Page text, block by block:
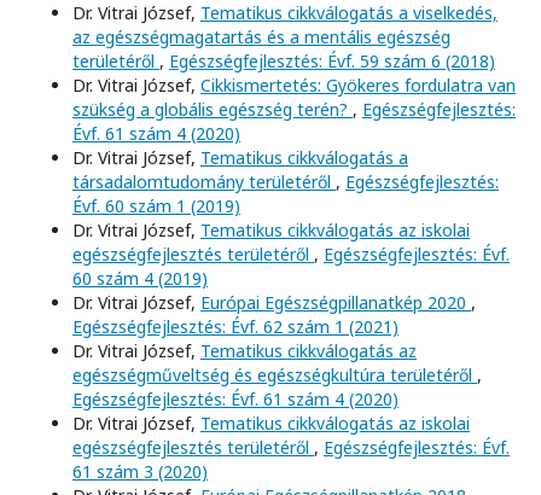
Dr. Vitrai József, Tematikus cikkválogatás a viselkedés,
az egészségmagatartás és a mentális egészség
területéről , Egészségfejlesztés: Évf. 59 szám 6 (2018)
Dr. Vitrai József, Cikkismertetés: Gyökeres fordulatra van
szükség a globális egészség terén? , Egészségfejlesztés:
Évf. 61 szám 4 (2020)
Dr. Vitrai József, Tematikus cikkválogatás a
társadalomtudomány területéről , Egészségfejlesztés:
Évf. 60 szám 1 (2019)
Dr. Vitrai József, Tematikus cikkválogatás az iskolai
egészségfejlesztés területéről , Egészségfejlesztés: Évf.
60 szám 4 (2019)
Dr. Vitrai József, Európai Egészségpillanatkép 2020 ,
Egészségfejlesztés: Évf. 62 szám 1 (2021)
Dr. Vitrai József, Tematikus cikkválogatás az
egészségműveltség és egészségkultúra területéről ,
Egészségfejlesztés: Évf. 61 szám 4 (2020)
Dr. Vitrai József, Tematikus cikkválogatás az iskolai
egészségfejlesztés területéről , Egészségfejlesztés: Évf.
61 szám 3 (2020)